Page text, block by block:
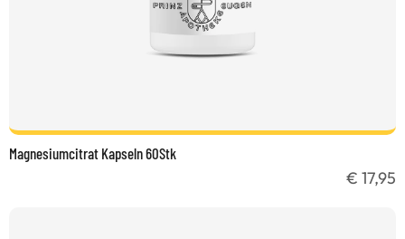
Magnesiumcitrat Kapseln 60Stk
€ 17,95